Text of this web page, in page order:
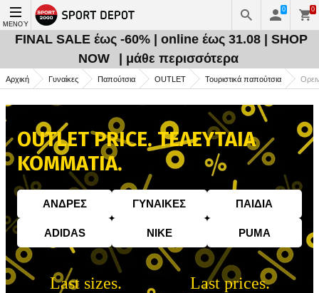
ΜΕΝΟΎ
0 0
FINAL SALE έως -60% | online έως 31.08 | SHOP
NOW
| μάθε περισσότερα
Αρχική Γυναίκες Παπούτσια OUTLET Τουριστικά παπούτσια
OUTLET PRICE. ΤΕΛΕΥΤΑΙΑ
ΚΟΜΜΑΤΙΑ.
AΝΔΡΕΣ ΓΥΝΑIΚΕΣ ΠΑΙΔΙA
ADIDAS NIKE PUMA
Last sizes.
Last prices.